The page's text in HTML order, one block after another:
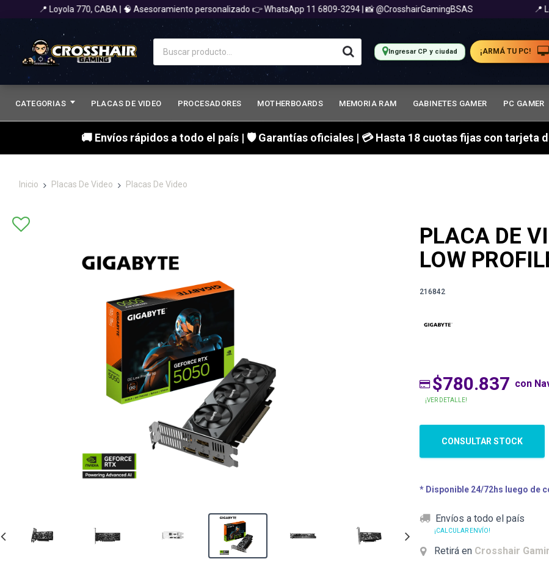
📍 Loyola 770, CABA | 🧠 Asesoramiento personalizado 👉 WhatsApp 11 6809-3294 | 📸 @CrosshairGamingBSAS 📍
Ingresar CP y ciudad ¡ARMÁ TU PC!
CATEGORIAS PLACAS DE VIDEO PROCESADORES MOTHERBOARDS MEMORIA RAM GABINETES GAMER PC GAMER
🚚 Envíos rápidos a todo el país | 🛡 Garantías oficiales | 💳 Hasta 18 cuotas fijas con tarjeta
Inicio Placas De Video Placas De Video
PLACA DE
LOW
216842
$780.837 con
¡VER DETALLE!
CONSULTAR STOCK
* Disponible 24/72hs luego de
Envíos a todo el país
¡CALCULAR ENVÍO!
Retirá en Crosshair